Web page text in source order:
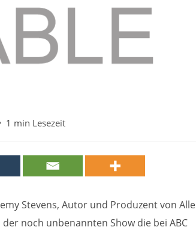
1 min Lesezeit
Stevens, Autor und Produzent von Alle
noch unbenannten Show die bei ABC